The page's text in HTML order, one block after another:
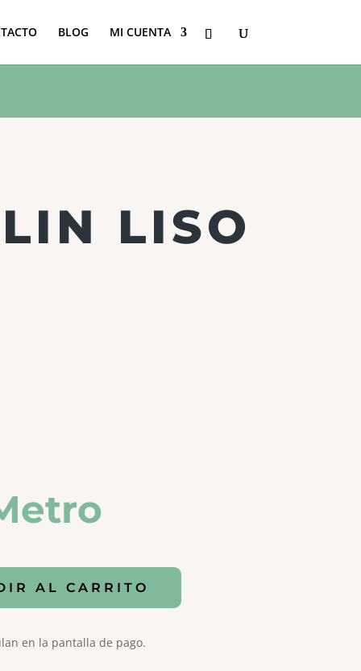
BLOG MI CUENTA
LISO
AL CARRITO
en la pantalla de pago.